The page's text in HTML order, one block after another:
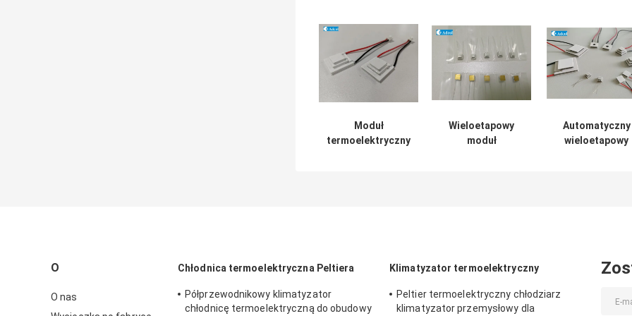
Moduł
termoelektryczny
Wieloetapowy
moduł
Automatyczny
wieloetapowy
O
O nas
Chłodnica termoelektryczna Peltiera
Półprzewodnikowy klimatyzator
chłodnicę termoelektryczną do obudowy
Klimatyzator termoelektryczny
Peltier termoelektryczny chłodziarz
klimatyzator przemysłowy dla